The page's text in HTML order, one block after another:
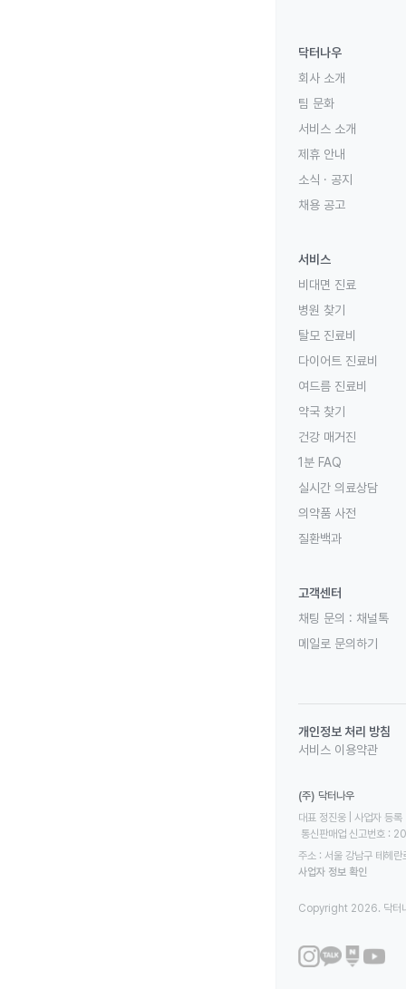
닥터나우
회사 소개
팀 문화
서비스 소개
제휴 안내
소식 · 공지
채용 공고
서비스
비대면 진료
병원 찾기
탈모 진료비
다이어트 진료비
여드름 진료비
약국 찾기
건강 매거진
1분 FAQ
실시간 의료상담
의약품 사전
질환백과
고객센터
채팅 문의 : 채널톡
메일로 문의하기
개인정보 처리 방침
서비스 이용약관
(주) 닥터나우
대표 정진웅 | 사업자
통신판매업 신고번호
주소 : 서울 강남구 테헤
사업자 정보 확인
Copyright 2026. 닥터